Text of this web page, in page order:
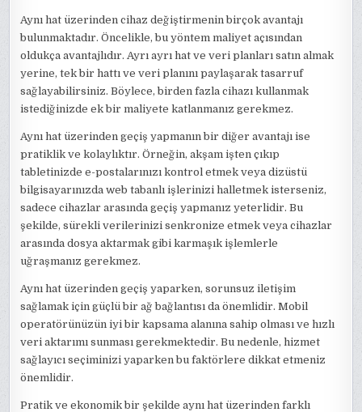
Aynı hat üzerinden cihaz değiştirmenin birçok avantajı
bulunmaktadır. Öncelikle, bu yöntem maliyet açısından
oldukça avantajlıdır. Ayrı ayrı hat ve veri planları satın almak
yerine, tek bir hattı ve veri planını paylaşarak tasarruf
sağlayabilirsiniz. Böylece, birden fazla cihazı kullanmak
istediğinizde ek bir maliyete katlanmanız gerekmez.
Aynı hat üzerinden geçiş yapmanın bir diğer avantajı ise
pratiklik ve kolaylıktır. Örneğin, akşam işten çıkıp
tabletinizde e-postalarınızı kontrol etmek veya dizüstü
bilgisayarınızda web tabanlı işlerinizi halletmek isterseniz,
sadece cihazlar arasında geçiş yapmanız yeterlidir. Bu
şekilde, sürekli verilerinizi senkronize etmek veya cihazlar
arasında dosya aktarmak gibi karmaşık işlemlerle
uğraşmanız gerekmez.
Aynı hat üzerinden geçiş yaparken, sorunsuz iletişim
sağlamak için güçlü bir ağ bağlantısı da önemlidir. Mobil
operatörünüzün iyi bir kapsama alanına sahip olması ve hızlı
veri aktarımı sunması gerekmektedir. Bu nedenle, hizmet
sağlayıcı seçiminizi yaparken bu faktörlere dikkat etmeniz
önemlidir.
Pratik ve ekonomik bir şekilde aynı hat üzerinden farklı